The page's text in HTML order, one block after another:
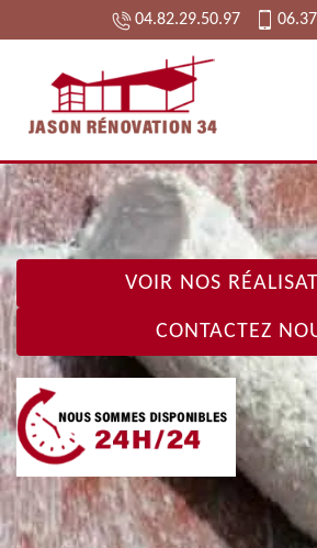
04.82.29.50.97
VOIR NOS
CONTACTEZ